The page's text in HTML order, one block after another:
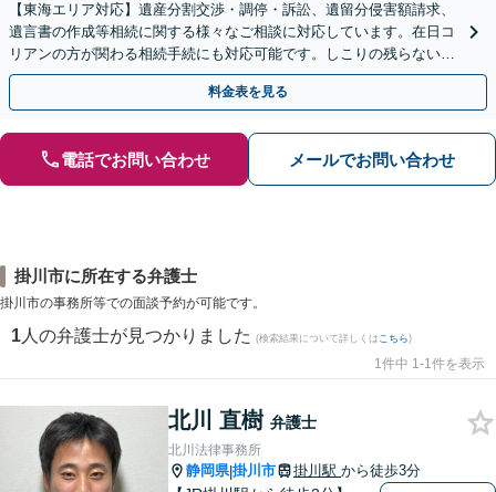
【東海エリア対応】遺産分割交渉・調停・訴訟、遺留分侵害額請求、
遺言書の作成等相続に関する様々なご相談に対応しています。在日コ
リアンの方が関わる相続手続にも対応可能です。しこりの残らない解
決を特に意識しています。
料金表を見る
電話でお問い合わせ メールでお問い合わせ
掛川市に所在する弁護士
掛川市の事務所等での面談予約が可能です。
1 人の弁護士が見つかりました (検索結果について詳しくは こちら)
1件中 1-1件を表示
北川 直樹 弁護士
北川法律事務所
静岡県|掛川市 掛川駅 から徒歩3分